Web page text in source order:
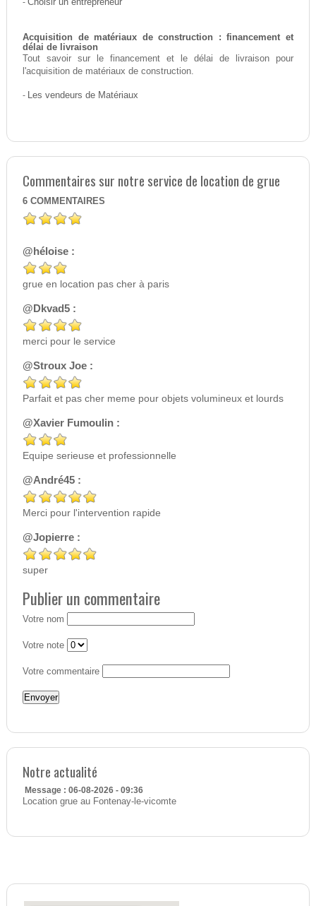
- Choisir un entrepreneur
Acquisition de matériaux de construction : financement et
délai de livraison
Tout savoir sur le financement et le délai de livraison pour
l'acquisition de matériaux de construction.
- Les vendeurs de Matériaux
Commentaires sur notre service de location de grue
6 COMMENTAIRES
@héloise :
grue en location pas cher à paris
@Dkvad5 :
merci pour le service
@Stroux Joe :
Parfait et pas cher meme pour objets volumineux et lourds
@Xavier Fumoulin :
Equipe serieuse et professionnelle
@André45 :
Merci pour l'intervention rapide
@Jopierre :
super
Publier un commentaire
Votre nom
Votre note
Votre commentaire
Notre actualité
Message : 06-08-2026 - 09:36
Location grue au Fontenay-le-vicomte